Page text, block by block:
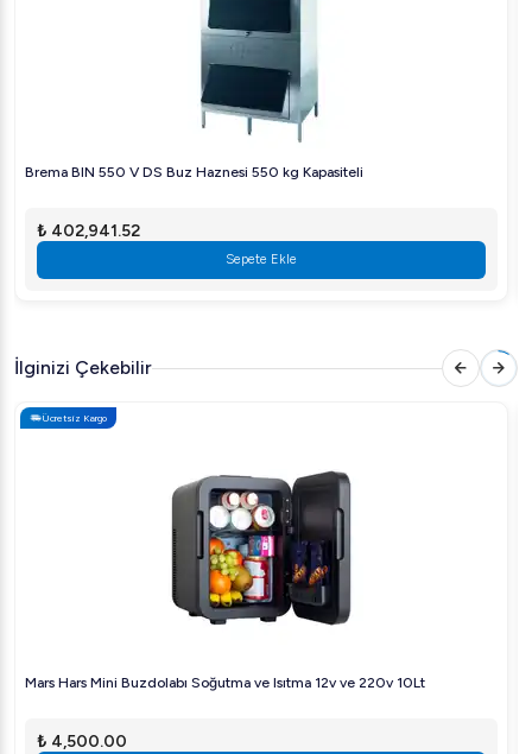
Brema BIN 550 V DS Buz Haznesi 550 kg Kapasiteli
₺ 402,941.52
Sepete Ekle
İlginizi Çekebilir
Ücretsiz Kargo
Mars Hars Mini Buzdolabı Soğutma ve Isıtma 12v ve 220v 10Lt
₺ 4,500.00